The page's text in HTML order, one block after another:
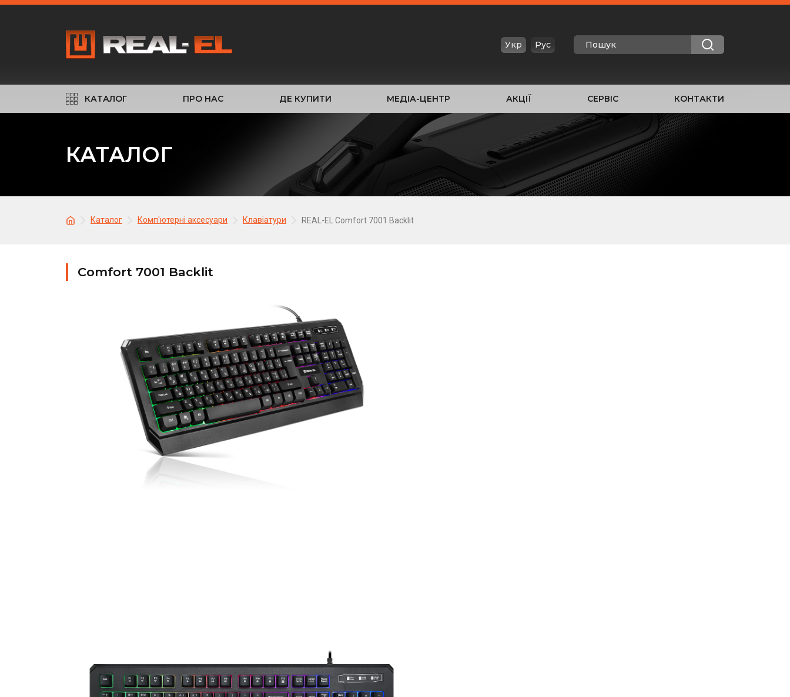
Укр Рус
КАТАЛОГ ПРО НАС ДЕ КУПИТИ МЕДІА-ЦЕНТР АКЦІЇ СЕРВІС КОНТАКТИ
КАТАЛОГ
Каталог Комп'ютерні аксесуари Клавіатури REAL-EL Comfort 7001 Backlit
Comfort 7001 Backlit